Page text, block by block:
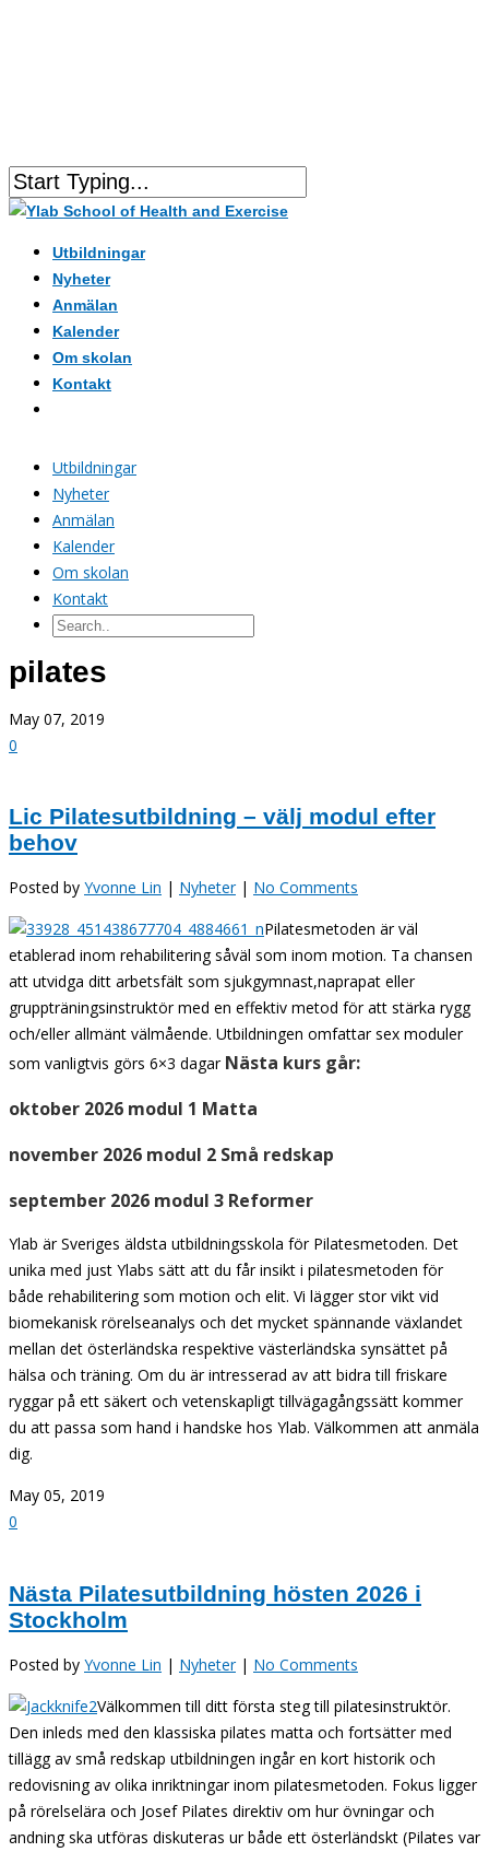
Utbildningar
Nyheter
Anmälan
Kalender
Om skolan
Kontakt
Utbildningar
Nyheter
Anmälan
Kalender
Om skolan
Kontakt
pilates
May 07, 2019
0
Lic Pilatesutbildning – välj modul efter
behov
Posted by Yvonne Lin | Nyheter| No Comments
Pilatesmetoden är väl
etablerad inom rehabilitering såväl som inom motion. Ta chansen
att utvidga ditt arbetsfält som sjukgymnast,naprapat eller
gruppträningsinstruktör med en effektiv metod för att stärka rygg
och/eller allmänt välmående. Utbildningen omfattar sex moduler
som vanligtvis görs 6×3 dagar Nästa kurs går:
oktober 2026 modul 1 Matta
november 2026 modul 2 Små redskap
september 2026 modul 3 Reformer
Ylab är Sveriges äldsta utbildningsskola för Pilatesmetoden. Det
unika med just Ylabs sätt att du får insikt i pilatesmetoden för
både rehabilitering som motion och elit. Vi lägger stor vikt vid
biomekanisk rörelseanalys och det mycket spännande växlandet
mellan det österländska respektive västerländska synsättet på
hälsa och träning. Om du är intresserad av att bidra till friskare
ryggar på ett säkert och vetenskapligt tillvägagångssätt kommer
du att passa som hand i handske hos Ylab. Välkommen att anmäla
dig.
May 05, 2019
0
Nästa Pilatesutbildning hösten 2026 i
Stockholm
Posted by Yvonne Lin | Nyheter| No Comments
Välkommen till ditt första steg till pilatesinstruktör.
Den inleds med den klassiska pilates matta och fortsätter med
tillägg av små redskap utbildningen ingår en kort historik och
redovisning av olika inriktningar inom pilatesmetoden. Fokus ligger
på rörelselära och Josef Pilates direktiv om hur övningar och
andning ska utföras diskuteras ur både ett österländskt (Pilates var